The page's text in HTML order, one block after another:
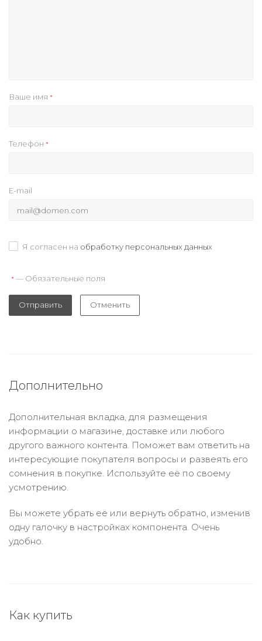
Ваше имя *
Телефон *
E-mail
Я согласен на обработку персональных данных
* — Обязательные поля
Отправить Отменить
Дополнительно
Дополнительная вкладка, для размещения
информации о магазине, доставке или любого
другого важного контента. Поможет вам ответить на
интересующие покупателя вопросы и развеять его
сомнения в покупке. Используйте её по своему
усмотрению.
Вы можете убрать её или вернуть обратно, изменив
одну галочку в настройках компонента. Очень
удобно.
Как купить